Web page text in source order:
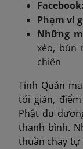
Facebook:
Phạm vi
Những
xèo, bún
chiên
Tỉnh Quán
tối giản,
Phật du
thanh bình.
thuần chay tự